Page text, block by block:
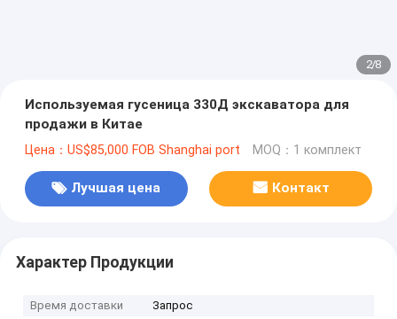
2/8
Используемая гусеница 330Д экскаватора для
продажи в Китае
Цена：US$85,000 FOB Shanghai port MOQ：1 комплект
Лучшая цена Контакт
Характер Продукции
Время доставки
Запрос